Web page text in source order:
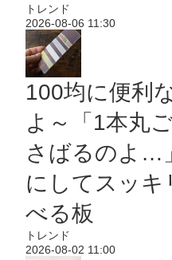
トレンド
2026-08-06 11:30
100均に便利
よ～「1本丸
さばるのよ…
にしてスッキ
べる板
トレンド
2026-08-02 11:00